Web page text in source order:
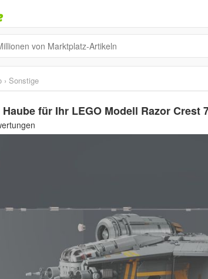
› Sonstige
für Ihr LEGO Modell Razor Crest